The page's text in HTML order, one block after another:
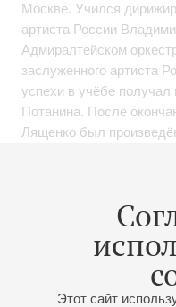
Этот сайт
Москве. Учился
артиста России
Адмиралтейском
заслуженного артиста
успехи в учёбе
Потанина. После
Лященко был
работу, участвует в
международных
за рубежом. Лященко